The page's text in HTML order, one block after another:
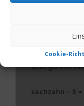
Cookie-
Name*
Bitte gib eine
sechzehn − 5 =